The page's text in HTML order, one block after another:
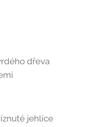
dřeva
jehlice